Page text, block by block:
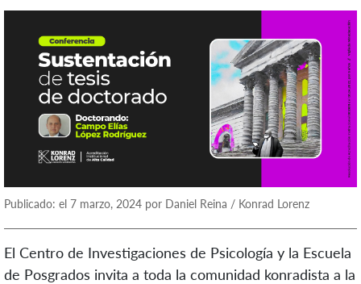
Publicado: el 7 marzo, 2024 por Daniel Reina / Konrad Lorenz
El Centro de Investigaciones de Psicología y la Escuela
de Posgrados invita a toda la comunidad konradista a la